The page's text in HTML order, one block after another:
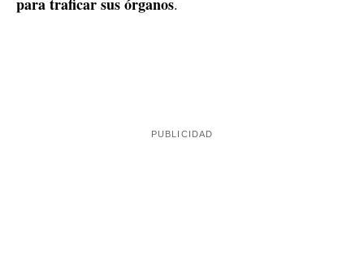
principal de la policía francesa es que